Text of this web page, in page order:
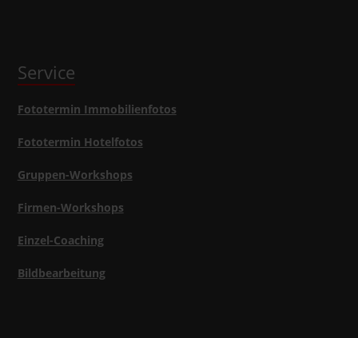
Service
Fototermin Immobilienfotos
Fototermin Hotelfotos
Gruppen-Workshops
Firmen-Workshops
Einzel-Coaching
Bildbearbeitung